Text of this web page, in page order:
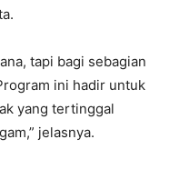
tapi bagi sebagian
ini hadir untuk
yang tertinggal
jelasnya.